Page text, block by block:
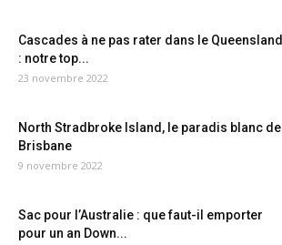
Cascades à ne pas rater dans le Queensland
: notre top...
23 novembre 2022
North Stradbroke Island, le paradis blanc de
Brisbane
9 novembre 2022
Sac pour l’Australie : que faut-il emporter
pour un an Down...